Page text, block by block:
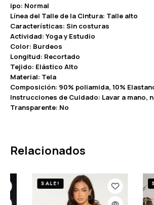
ipo: Normal
Línea del Talle de la Cintura: Talle alto
Características: Sin costuras
Actividad: Yoga y Estudio
Color: Burdeos
Longitud: Recortado
Tejido: Elástico Alto
Material: Tela
Composición: 90% poliamida, 10%
Instrucciones de Cuidado: Lavar a mano,
Transparente: No
Relacionados
SALE!